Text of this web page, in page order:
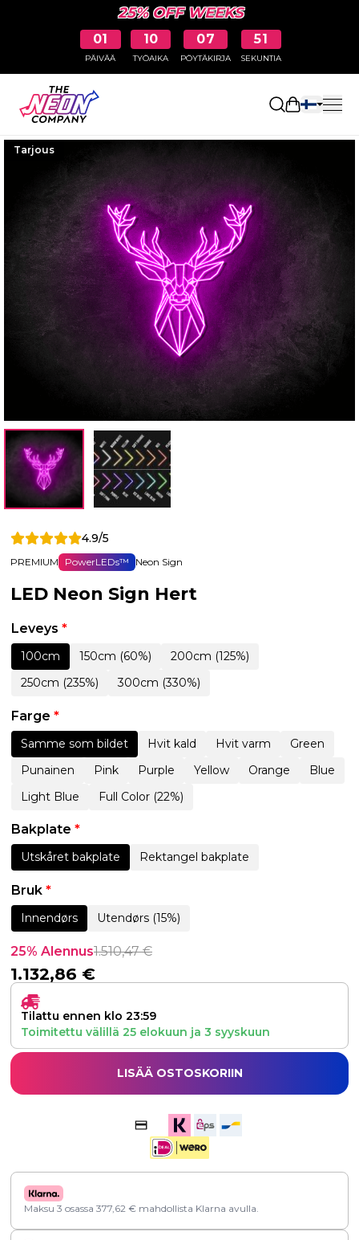
25% OFF WEEKS
01
PÄIVÄÄ
10
TYÖAIKA
07
PÖYTÄKIRJA
50
SEKUNTIA
Avaa
Tarjous
4.9/5
PREMIUM PowerLEDs™ Neon Sign
LED Neon Sign Hert
Leveys *
100cm 150cm (60%)
200cm (125%)
250cm (235%)
300cm (330%)
Farge *
Samme som bildet Hvit kald Hvit varm
Green
Punainen
Pink Purple Yellow Orange
Blue
Light Blue
Full Color (22%)
Bakplate *
Utskåret bakplate Rektangel bakplate
Bruk *
Innendørs Utendørs (15%)
25% Alennus1.510,47€
1.132,86 €
Tilattu ennen klo 23:59
Toimitettu välillä 25 elokuun ja 3 syyskuun
LISÄÄ OSTOSKORIIN
Maksu 3 osassa 377,62 € mahdollista Klarna avulla.